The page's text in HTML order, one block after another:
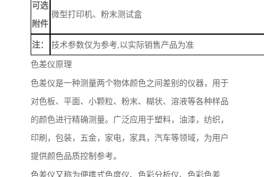
可选
附件
微型打印机、粉末测试盒
注： 技术参数仅为参考 ,以实际销售产品为准
色差仪原理
色差仪是一种测量两个物体颜色之间差别的仪器，用于
对色板、 平面、小颗粒、粉末、糊状、溶液等各种样品
的颜色进行精确测量。 广泛应用于塑料，油漆，纺织，
印刷，包装，五金，家电，家具，汽车等领域，为用户
提供颜色品质控制参考。
色差仪 又称为便携式色度仪、色彩分析仪、色彩色差